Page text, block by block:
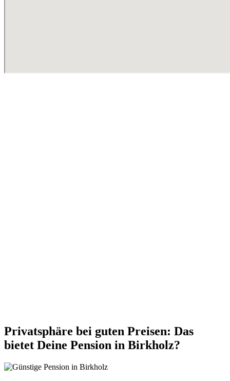
Privatsphäre bei guten Preisen: Das
bietet Deine Pension in Birkholz?